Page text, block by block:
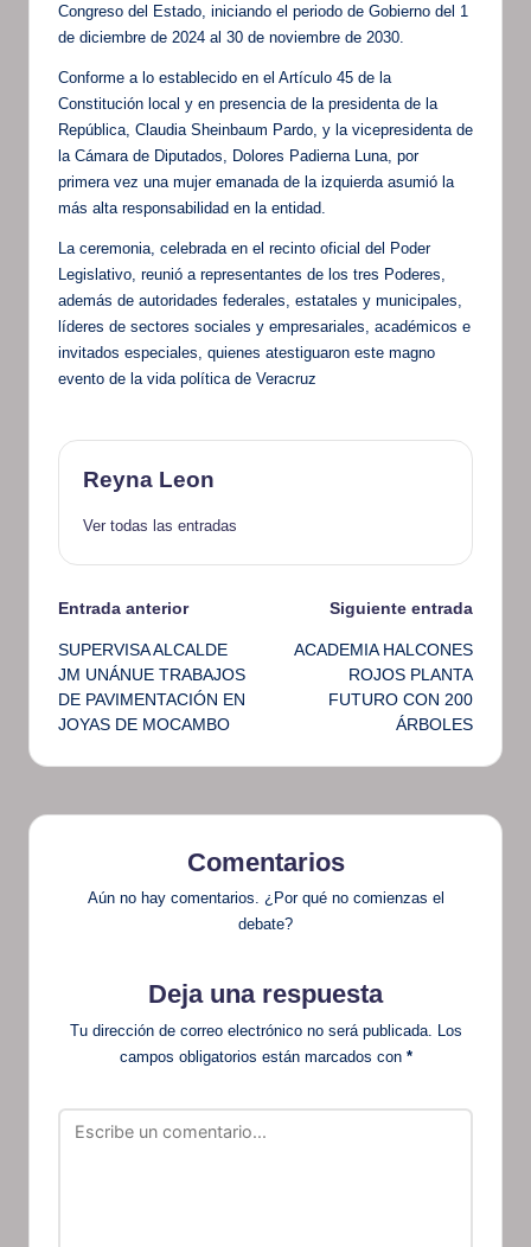
Congreso del Estado, iniciando el periodo de Gobierno del 1
de diciembre de 2024 al 30 de noviembre de 2030.
Conforme a lo establecido en el Artículo 45 de la
Constitución local y en presencia de la presidenta de la
República, Claudia Sheinbaum Pardo, y la vicepresidenta de
la Cámara de Diputados, Dolores Padierna Luna, por
primera vez una mujer emanada de la izquierda asumió la
más alta responsabilidad en la entidad.
La ceremonia, celebrada en el recinto oficial del Poder
Legislativo, reunió a representantes de los tres Poderes,
además de autoridades federales, estatales y municipales,
líderes de sectores sociales y empresariales, académicos e
invitados especiales, quienes atestiguaron este magno
evento de la vida política de Veracruz
Reyna Leon
Ver todas las entradas
Navegación
de
entradas
Entrada anterior
SUPERVISA ALCALDE
JM UNÁNUE TRABAJOS
DE PAVIMENTACIÓN EN
JOYAS DE MOCAMBO
Siguiente entrada
ACADEMIA HALCONES
ROJOS PLANTA
FUTURO CON 200
ÁRBOLES
Comentarios
Aún no hay comentarios. ¿Por qué no comienzas el
debate?
Deja una respuesta
Tu dirección de correo electrónico no será publicada. Los
campos obligatorios están marcados con *